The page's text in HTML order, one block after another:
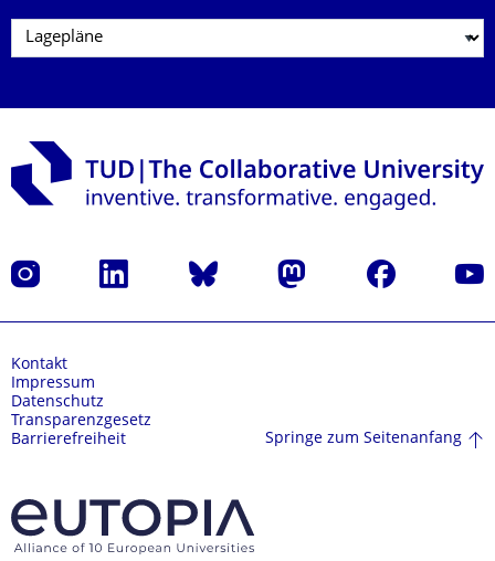
Instagram LinkedIn Bluesky Mastodon Facebook
Kontakt
Impressum
Datenschutz
Transparenzgesetz
Barrierefreiheit
Springe zum Seitenanfang